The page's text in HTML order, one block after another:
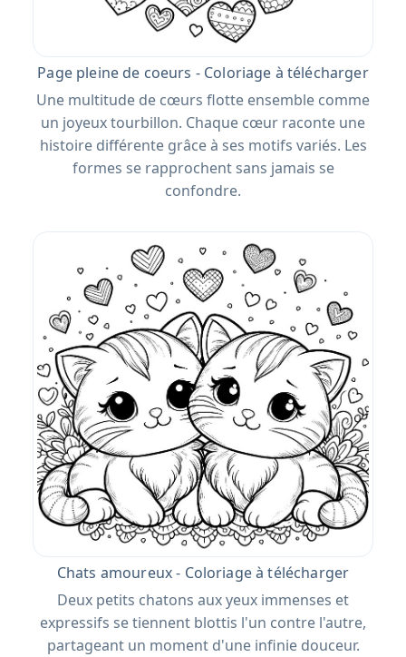
Page pleine de coeurs - Coloriage à télécharger
Une multitude de cœurs flotte ensemble comme
un joyeux tourbillon. Chaque cœur raconte une
histoire différente grâce à ses motifs variés. Les
formes se rapprochent sans jamais se
confondre.
Chats amoureux - Coloriage à télécharger
Deux petits chatons aux yeux immenses et
expressifs se tiennent blottis l'un contre l'autre,
partageant un moment d'une infinie douceur.